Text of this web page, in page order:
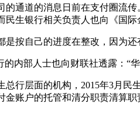
的通道的消息日前在支付圈流
生银行相关负责人也向《国际
自己的进度在整改，因为还
部人士也向财联社透露：“
层面的机构，2015年3月民
账户的托管和清分职责清算职